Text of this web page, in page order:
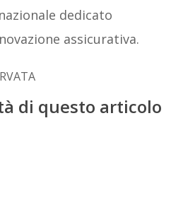
dedicato
assicurativa.
di questo articolo